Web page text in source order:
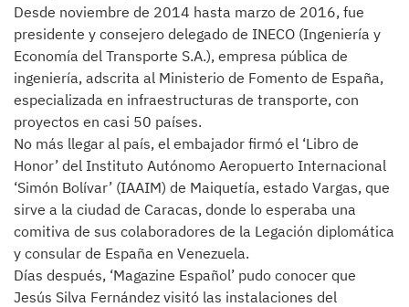
Desde noviembre de 2014 hasta marzo de 2016, fue
presidente y consejero delegado de INECO (Ingeniería y
Economía del Transporte S.A.), empresa pública de
ingeniería, adscrita al Ministerio de Fomento de España,
especializada en infraestructuras de transporte, con
proyectos en casi 50 países.
No más llegar al país, el embajador firmó el ‘Libro de
Honor’ del Instituto Autónomo Aeropuerto Internacional
‘Simón Bolívar’ (IAAIM) de Maiquetía, estado Vargas, que
sirve a la ciudad de Caracas, donde lo esperaba una
comitiva de sus colaboradores de la Legación diplomática
y consular de España en Venezuela.
Días después, ‘Magazine Español’ pudo conocer que
Jesús Silva Fernández visitó las instalaciones del